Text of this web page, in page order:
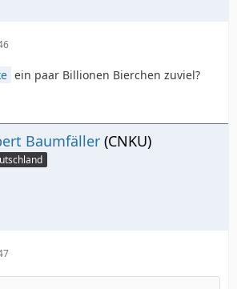
wogegen protestieren Sie denn
Nutzen!
Regierung auf die Fahne
der Macher und Sager in Europa.
Herren, wünsche Ihnen einen
der Herr sein kelles Licht auch
Zylinder und rauschte er davon.
ein paar Billionen Bierchen zuviel?
Baumfäller (CNKU)